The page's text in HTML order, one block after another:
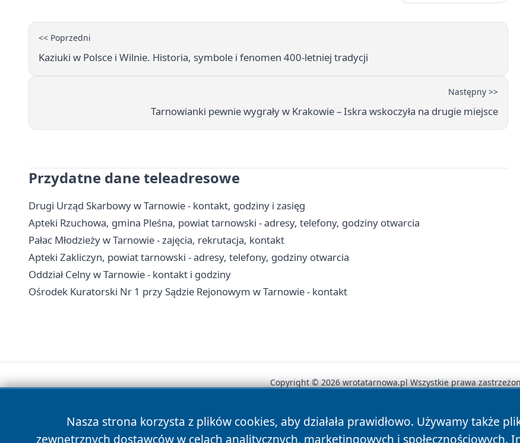
<< Poprzedni
Kaziuki w Polsce i Wilnie. Historia, symbole i fenomen 400-letniej tradycji
Następny >>
Tarnowianki pewnie wygrały w Krakowie – Iskra wskoczyła na drugie miejsce
Przydatne dane teleadresowe
Drugi Urząd Skarbowy w Tarnowie - kontakt, godziny i zasięg
Apteki Rzuchowa, gmina Pleśna, powiat tarnowski - adresy, telefony, godziny otwarcia
Pałac Młodzieży w Tarnowie - zajęcia, rekrutacja, kontakt
Apteki Zakliczyn, powiat tarnowski - adresy, telefony, godziny otwarcia
Oddział Celny w Tarnowie - kontakt i godziny
Ośrodek Kuratorski Nr 1 przy Sądzie Rejonowym w Tarnowie - kontakt
Nasza strona korzysta z plików cookies, aby działała prawidłowo. Używamy także
zewnętrznych dostawców w celach analitycznych, marketingowych i
Copyright © 2026 wrotatarnowa.pl Wszystkie prawa
News Autorzy Polityka Prywatności Polityka